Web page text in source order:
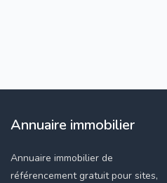
Annuaire immobilier
Annuaire immobilier de
référencement gratuit pour sites,